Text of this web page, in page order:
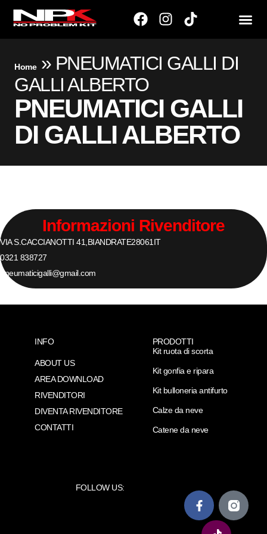
Home» PNEUMATICI GALLI DI
GALLI ALBERTO
PNEUMATICI GALLI
DI GALLI ALBERTO
Informazioni Rivenditore
VIA S.CACCIANOTTI 41, BIANDRATE28061 IT
0321 838727
pneumaticigalli@gmail.com
INFO
ABOUT US
AREA DOWNLOAD
RIVENDITORI
DIVENTA RIVENDITORE
CONTATTI
PRODOTTI
Kit ruota di scorta
Kit gonfia e ripara
Kit bulloneria antifurto
Calze da neve
Catene da neve
FOLLOW US: